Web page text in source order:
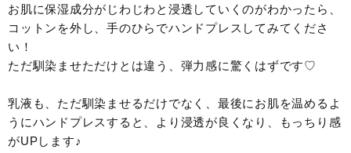
お肌に保湿成分がじわじわと浸透していくのがわかったら、
コットンを外し、手のひらでハンドプレスしてみてくださ
い！
ただ馴染ませただけとは違う、弾力感に驚くはずです♡
乳液も、ただ馴染ませるだけでなく、最後にお肌を温めるよ
うにハンドプレスすると、より浸透が良くなり、もっちり感
がUPします♪